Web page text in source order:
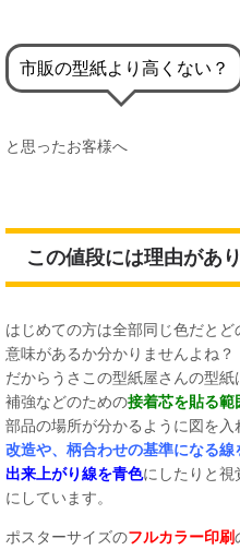
市販の型紙より高くない？
と思ったお客様へ
この値段には理由があ
はじめての方は全部同じ色だと
意味があるか分かりませんよね？
だからうさこの型紙屋さんの型紙
補強などのための接着芯を貼る範
部品の場所が分かるように図を入
改造や、柄合わせの基準になる線
出来上がり線を青色にしたりと視
にしています。
ポスターサイズのフルカラー印刷